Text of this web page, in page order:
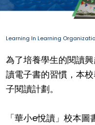
Learning In Learning
為了培養學生的閱讀
讀電子書的習慣，本
子閱讀計劃。
「華小e悅讀」校本